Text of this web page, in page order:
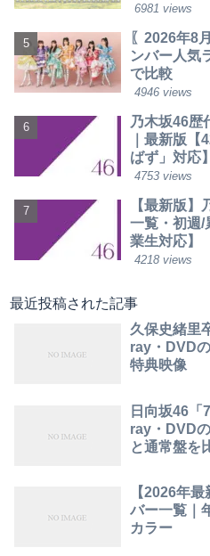
6981 views
〖2026年8
ンバー人気
で比較
4946 views
乃木坂46歴
｜最新版
ばず」対応】
4753 views
【最新版
一覧・初週/
業生対応】
4218 views
最近投稿された記事
久保史緒里
ray・DVD
特典映像
日向坂46「
ray・DVD
と通常盤を
【2026年
バー一覧｜
カラー